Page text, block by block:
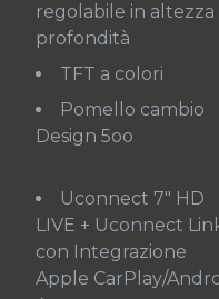
regolabile in altezza
profondità
TFT a colori
Pomello cambio
Design 5oo
Uconnect 7" HD
LIVE + Uconnect
con Integrazione
Apple CarPlay/